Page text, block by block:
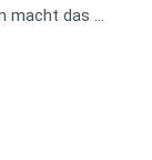
macht das …